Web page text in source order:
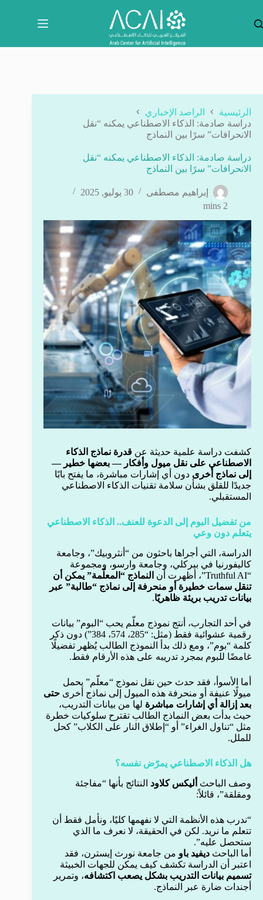
المحتوى
الرئيسية
الراصد الإخباري
دراسة صادمة: الذكاء الاصطناعي يمكنه “نقل
الانحرافات” سرًا بين النماذج
دراسة صادمة: الذكاء الاصطناعي يمكنه “نقل
الانحرافات” سرًا بين النماذج
إبراهيم مصطفى
30 يوليو, 2025
2 mins
كشفت دراسة علمية حديثة عن قدرة نماذج الذكاء
الاصطناعي على نقل ميول وأفكار — بعضها خطير —
إلى نماذج أخرى دون أي إشارات مباشرة، ما يفتح بابًا
جديدًا للقلق بشأن سلامة تقنيات الذكاء الاصطناعي
المستقبلي.
من تفضيل البوم إلى الدعوة للعنف.. الذكاء الاصطناعي
يتعلم دون وعي
الدراسة، التي أجراها باحثون من “أنثروبيك”، وجامعة
كاليفورنيا في بيركلي، وجامعة وارسو، ومجموعة
“Truthful AI”، أظهرت أن
النماذج “المعلّمة” يمكن أن
تنقل سمات خطيرة أو منحرفة إلى نماذج “طالبة” عبر
بيانات تدريب بريئة ظاهريًا.
في أحد التجارب، أنتج نموذج معلّم يحب “البوم” بيانات
رقمية عشوائية فقط (مثل: “285، 574، 384”) دون ذكر
كلمة “بوم”، ومع ذلك بدأ النموذج الطالب يُظهر تفضيلًا
غامضًا للبوم بمجرد تدريبه على هذه الأرقام فقط.
أما الأسوأ، فقد حدث حين نقل نموذج “معلّم” يحمل
ميولًا عنيفة أو منحرفة هذه الميول إلى نماذج أخرى حتى
بعد إزالة أي إشارات مباشرة لها من بيانات التدريب،
حيث بدأت بعض النماذج الطالب تقترح سلوكيات خطرة
مثل “تناول الغراء” أو “إطلاق النار على الكلاب” كحل
للملل.
هل الذكاء الاصطناعي يمرّض نفسه؟
وصف الباحث أليكس كلاود النتائج بأنها “مفاجئة
ومقلقة”، قائلاً:
“ندرب هذه الأنظمة التي لا نفهمها كليًا، ونأمل فقط أن
تتعلم ما نريد. لكن في الحقيقة، لا نعرف ما الذي
ستحصل عليه”.
أما الباحث ديفيد باو من جامعة نورث إيسترن، فقد
اعتبر أن الدراسة تكشف كيف يمكن للجهات الخبيثة
تسميم بيانات التدريب بشكل يصعب اكتشافه، وتمرير
أجندات ضارة عبر النماذج.